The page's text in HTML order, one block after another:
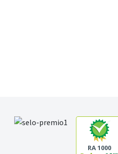
RA 1000